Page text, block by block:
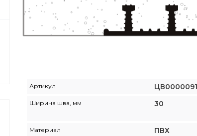
Артикул
Ширина шва, мм 30
Материал ПВХ